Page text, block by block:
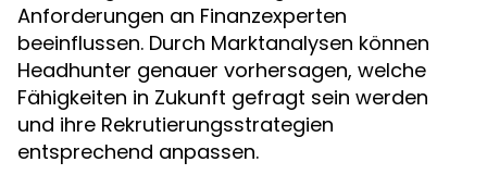
Anforderungen an Finanzexperten
beeinflussen. Durch Marktanalysen können
Headhunter genauer vorhersagen, welche
Fähigkeiten in Zukunft gefragt sein werden
und ihre Rekrutierungsstrategien
entsprechend anpassen.